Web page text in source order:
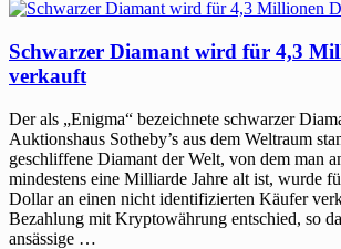
Schwarzer Diamant wird für 4,3
verkauft
Der als „Enigma“ bezeichnete schwarzer
Auktionshaus Sotheby’s aus dem Weltraum
geschliffene Diamant der Welt, von dem man
mindestens eine Milliarde Jahre alt ist, wurde
Dollar an einen nicht identifizierten Käufer
Bezahlung mit Kryptowährung entschied, so
ansässige …